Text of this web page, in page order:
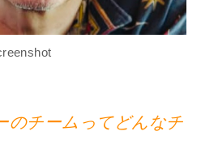
のチームってどんなチ